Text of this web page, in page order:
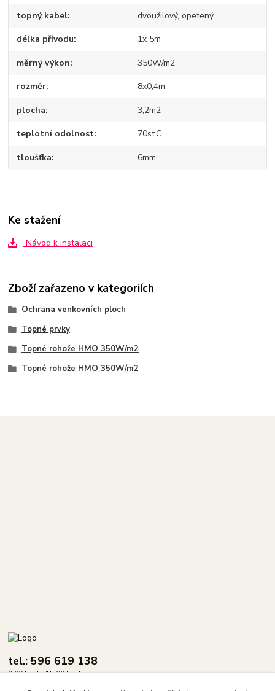
topný kabel dvoužilový, opetený
délka přívodu 1x 5m
měrný výkon 350W/m2
rozměr 8x0,4m
plocha 3,2m2
teplotní odolnost 70st.C
tloušťka 6mm
Ke stažení
Návod k instalaci
Zboží zařazeno v kategoriích
Ochrana venkovních ploch
Topné prvky
Topné rohože HMO 350W/m2
Topné rohože HMO 350W/m2
tel.: 596 619 138
9.00 hod - 15.00 hod.